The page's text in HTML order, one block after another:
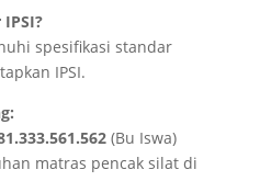
spesifikasi standar
IPSI.
(Bu Iswa)
matras pencak silat di